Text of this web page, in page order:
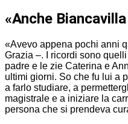
«Anche
«Avevo appena pochi anni
Grazia –. I ricordi sono
padre e le zie Caterina e
ultimi giorni. So che fu lui a
a farlo studiare, a
magistrale e a iniziare la
persona che si prendeva